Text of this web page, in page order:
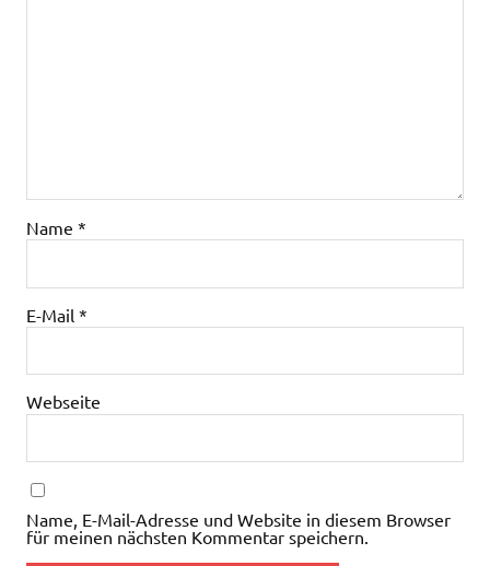
Name *
E-Mail *
Webseite
Name, E-Mail-Adresse und Website in diesem Browser
für meinen nächsten Kommentar speichern.